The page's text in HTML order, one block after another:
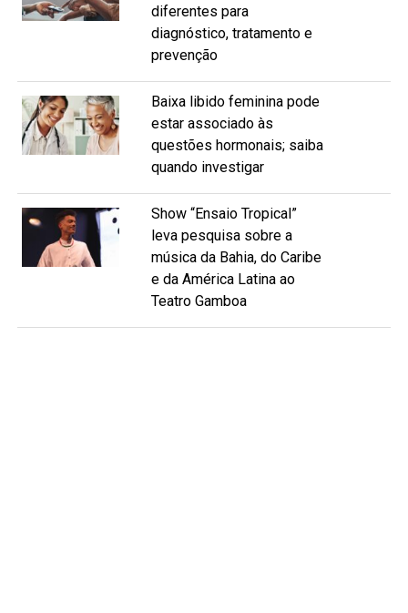
diferentes para
diagnóstico, tratamento e
prevenção
Baixa libido feminina pode
estar associado às
questões hormonais; saiba
quando investigar
Show “Ensaio Tropical”
leva pesquisa sobre a
música da Bahia, do Caribe
e da América Latina ao
Teatro Gamboa